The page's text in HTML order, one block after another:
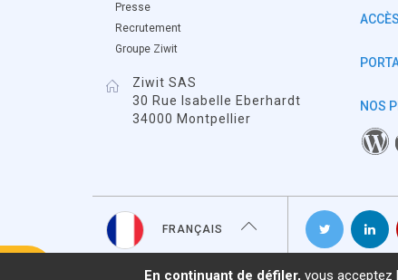
Presse
Recrutement
Groupe Ziwit
Ziwit SAS
30 Rue Isabelle Eberhardt
34000 Montpellier
NOS
FRANÇAIS
En continuant de défiler, vous acceptez